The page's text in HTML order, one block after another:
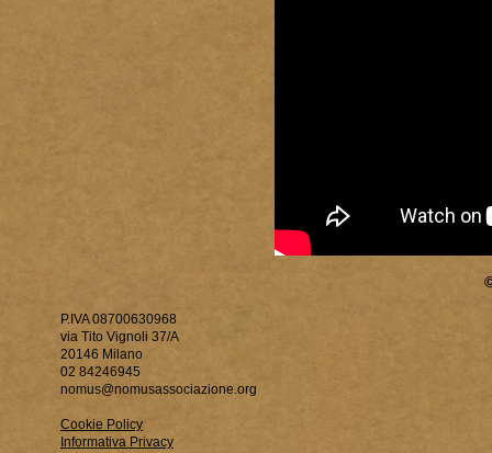
P.IVA 08700630968
via Tito Vignoli 37/A
20146 Milano
02 84246945
nomus@nomusassociazione.org
Cookie Policy
Informativa Privacy